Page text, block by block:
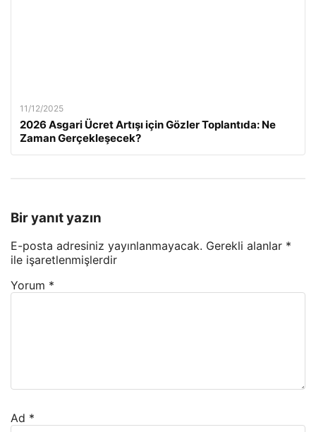
11/12/2025
2026 Asgari Ücret Artışı için Gözler Toplantıda: Ne
Zaman Gerçekleşecek?
Bir yanıt yazın
E-posta adresiniz yayınlanmayacak. Gerekli alanlar *
ile işaretlenmişlerdir
Yorum *
Ad *